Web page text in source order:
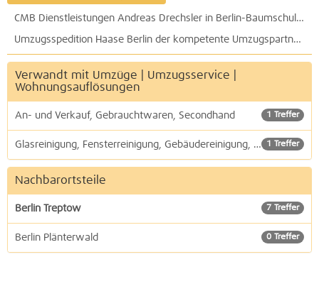
CMB Dienstleistungen Andreas Drechsler in Berlin-Baumschulenweg: Wohnungsauflösung, Entsorgung, Kellerräumung, An- und Verkauf
Umzugsspedition Haase Berlin der kompetente Umzugspartner für nah - fern - Übersee - Umzugslogistik weltweit
Verwandt mit Umzüge | Umzugsservice |
Wohnungsauflösungen
1 Treffer
An- und Verkauf, Gebrauchtwaren, Secondhand
1 Treffer
Glasreinigung, Fensterreinigung, Gebäudereinigung, Reinigungsdienste
Nachbarortsteile
7 Treffer
Berlin Treptow
0 Treffer
Berlin Plänterwald